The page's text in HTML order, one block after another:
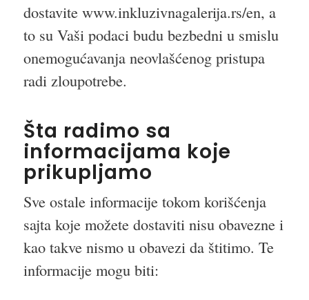
dostavite www.inkluzivnagalerija.rs/en, a
to su Vaši podaci budu bezbedni u smislu
onemogućavanja neovlašćenog pristupa
radi zloupotrebe.
Šta radimo sa
informacijama koje
prikupljamo
Sve ostale informacije tokom korišćenja
sajta koje možete dostaviti nisu obavezne i
kao takve nismo u obavezi da štitimo. Te
informacije mogu biti: